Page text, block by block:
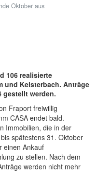
Oktober aus
106 realisierte
und Kelsterbach. Anträge
gestellt werden.
Fraport freiwillig
CASA endet bald.
Immobilien, die in der
spätestens 31. Oktober
einen Ankauf
zu stellen. Nach dem
werden nicht mehr